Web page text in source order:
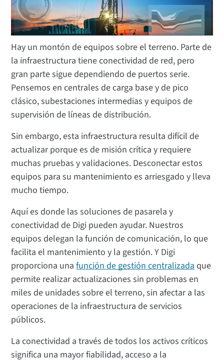
Hay un montón de equipos sobre el terreno. Parte de
la infraestructura tiene conectividad de red, pero
gran parte sigue dependiendo de puertos serie.
Pensemos en centrales de carga base y de pico
clásico, subestaciones intermedias y equipos de
supervisión de líneas de distribución.
Sin embargo, esta infraestructura resulta difícil de
actualizar porque es de misión crítica y requiere
muchas pruebas y validaciones. Desconectar estos
equipos para su mantenimiento es arriesgado y lleva
mucho tiempo.
Aquí es donde las soluciones de pasarela y
conectividad de Digi pueden ayudar. Nuestros
equipos delegan la función de comunicación, lo que
facilita el mantenimiento y la gestión. Y Digi
proporciona unafunción de gestión centralizada que
permite realizar actualizaciones sin problemas en
miles de unidades sobre el terreno, sin afectar a las
operaciones de la infraestructura de servicios
públicos.
La conectividad a través de todos los activos críticos
significa una mayor fiabilidad, acceso a la